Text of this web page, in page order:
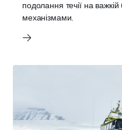
подолання течії на
механізмами.